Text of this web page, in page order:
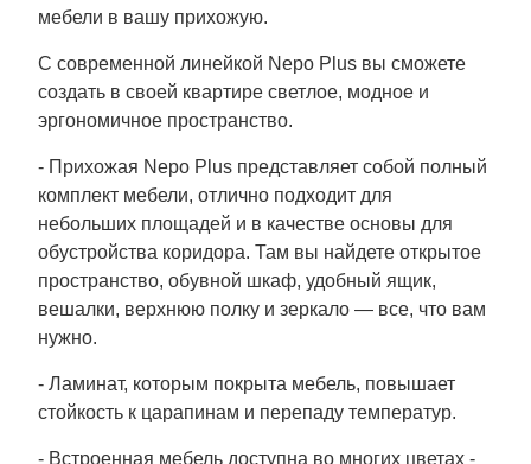
мебели в вашу прихожую.
С современной линейкой Nepo Plus вы сможете
создать в своей квартире светлое, модное и
эргономичное пространство.
- Прихожая Nepo Plus представляет собой полный
комплект мебели, отлично подходит для
небольших площадей и в качестве основы для
обустройства коридора. Там вы найдете открытое
пространство, обувной шкаф, удобный ящик,
вешалки, верхнюю полку и зеркало — все, что вам
нужно.
- Ламинат, которым покрыта мебель, повышает
стойкость к царапинам и перепаду температур.
- Встроенная мебель доступна во многих цветах -